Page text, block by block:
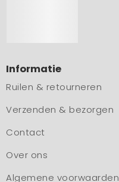
Informatie
Ruilen & retourneren
Verzenden & bezorgen
Contact
Over ons
Algemene voorwaarden